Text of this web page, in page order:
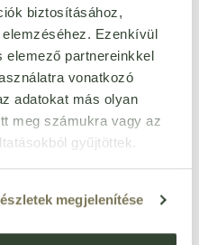
biztosításához,
Ezenkívül
elemező partnereinkkel
vonatkozó
adatokat más olyan
meg számukra vagy az
gyűjtöttek.
megjelenítése
Ennyi csillagot adok